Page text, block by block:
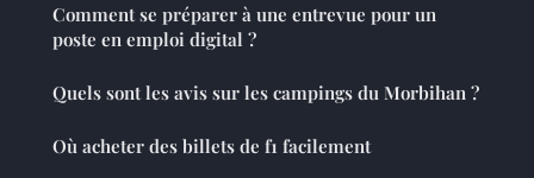
Comment se préparer à une entrevue pour un
poste en emploi digital ?
Quels sont les avis sur les campings du Morbihan ?
Où acheter des billets de f1 facilement